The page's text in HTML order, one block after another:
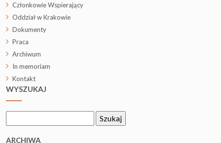
Członkowie Wspierający
Oddział w Krakowie
Dokumenty
Praca
Archiwum
In memoriam
Kontakt
WYSZUKAJ
ARCHIWA